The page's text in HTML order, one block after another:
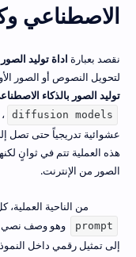
الاصطناعي
نقصد بعبارة اداة توليد الصور
لتحويل النصوص أو الصور
توليد الصور بالذكاء
diffusion models
عشوائية تدريجياً حتى تصل
هذه العملية تتم في ثوانٍ
الصور من الإنترنت.
من الناحية العملية،
prompt
وهو وصف نصي
إلى تمثيل رقمي داخل